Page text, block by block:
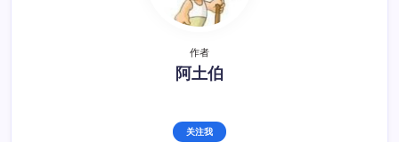
作者
阿土伯
关注我